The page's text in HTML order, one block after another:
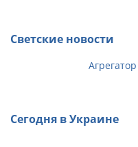
Светские новости
Сегодня в Украине